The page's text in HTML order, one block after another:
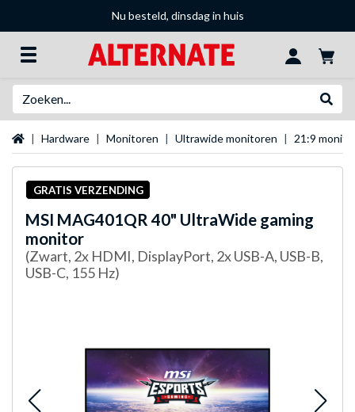
Nu besteld, dinsdag in huis
Startpagina
Hardware Monitoren Ultrawide monitoren 21:9
GRATIS VERZENDING
MSI MAG401QR 40" UltraWide gaming
monitor
(Zwart, 2x HDMI, DisplayPort, 2x USB-A, USB-B,
USB-C, 155 Hz)